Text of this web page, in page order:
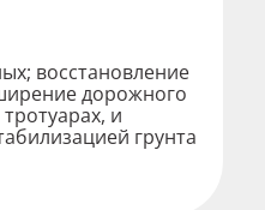
восстановление
дорожного
и
грунта